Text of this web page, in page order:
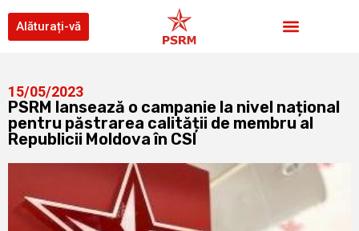
Alăturați-vă
15/05/2023
PSRM lansează o campanie la nivel național
pentru păstrarea calității de membru al
Republicii Moldova în CSI